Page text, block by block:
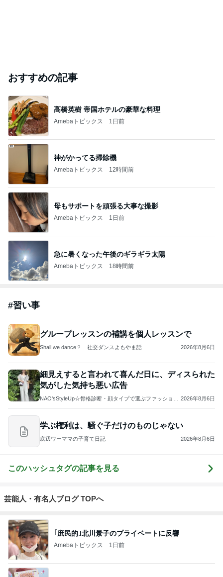
おすすめの記事
高橋英樹 帝国ホテルの豪華な料理
Amebaトピックス 1日前
神がかってる掃除機
Amebaトピックス 12時間前
母もサポートを頑張る大事な撮影
Amebaトピックス 1日前
急に暑くなった午後のギラギラ太陽
Amebaトピックス 18時間前
#習い事
グループレッスンの補講を個人レッスンで
Shall we dance？ 社交ダンスよもやま話 2026年8月6日
細見えすると言われて喜んだ日に、ディスられた
気がした気持ち悪い広告
NAO'sStyleUp☆骨格診断・顔タイプで選ぶファッション
2026年8月6日
学ぶ権利は、騒ぐ子だけのものじゃない
底辺ワーママの子育て日記 2026年8月6日
このハッシュタグの記事を見る
芸能人・有名人ブログ TOPへ
｢庶民的｣北川景子のプライベートに反響
Amebaトピックス 1日前